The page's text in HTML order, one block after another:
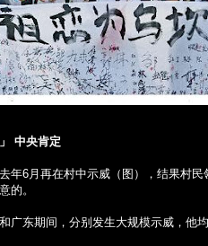
中央肯定
年6 月再在村中示威（图），结果村
的。
广东期间，分别发生大规模示威，他